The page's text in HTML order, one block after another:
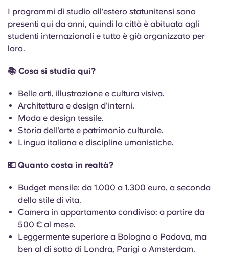
I programmi di studio all'estero statunitensi sono
presenti qui da anni, quindi la città è abituata agli
studenti internazionali e tutto è già organizzato per
loro.
📚 Cosa si studia qui?
Belle arti, illustrazione e cultura visiva.
Architettura e design d'interni.
Moda e design tessile.
Storia dell'arte e patrimonio culturale.
Lingua italiana e discipline umanistiche.
💶 Quanto costa in realtà?
Budget mensile: da 1.000 a 1.300 euro, a seconda
dello stile di vita.
Camera in appartamento condiviso: a partire da
500 € al mese.
Leggermente superiore a Bologna o Padova, ma
ben al di sotto di Londra, Parigi o Amsterdam.